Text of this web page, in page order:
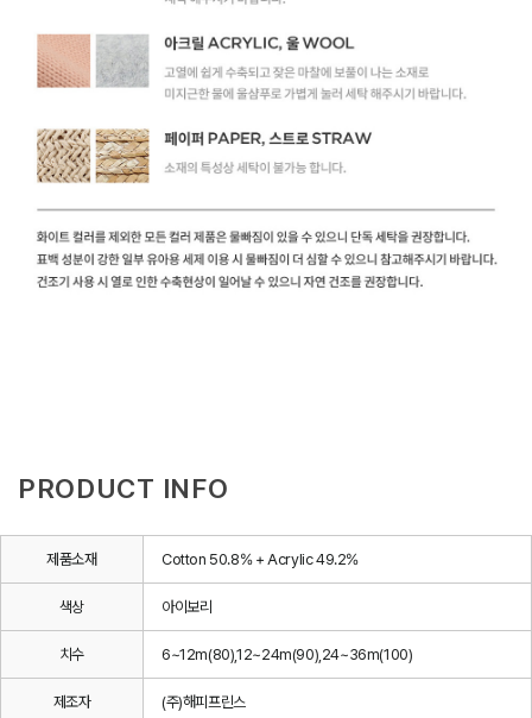
PRODUCT INFO
제품소재 Cotton 50.8% + Acrylic 49.2%
색상 아이보리
치수 6~12m(80),12~24m(90),24~36m(100)
제조자 (주)해피프린스